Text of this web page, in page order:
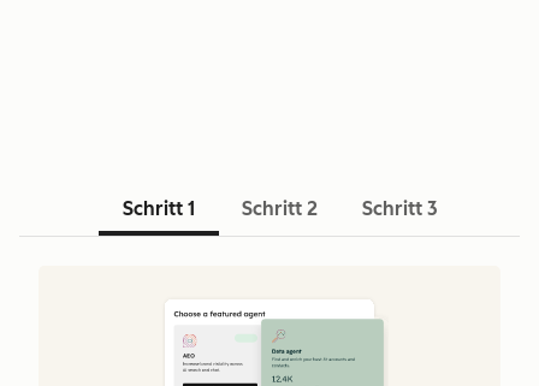
Schritt 1 Schritt 2 Schritt 3